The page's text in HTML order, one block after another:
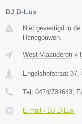
DJ D-Lux
Niet gevestigd in
Henegouwen.
West-Vlaanderen »
Engelshofstraat 37
Tel: 0474/734643 ,
E-mail › DJ D-Lux